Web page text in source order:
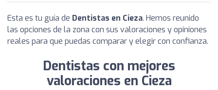
Esta es tu guía de Dentistas en Cieza. Hemos reunido
las opciones de la zona con sus valoraciones y opiniones
reales para que puedas comparar y elegir con confianza.
Dentistas con mejores
valoraciones en Cieza